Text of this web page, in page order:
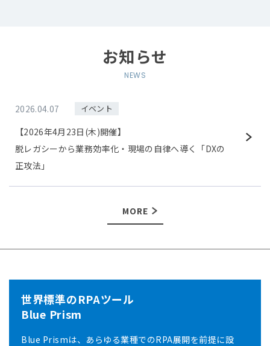
お知らせ
2026.04.07 イベント
【2026年4月23日(木)開催】
脱レガシーから業務効率化・現場の自律へ導く「DXの
正攻法」
MORE
世界標準のRPAツール
Blue Prism
Blue Prismは、あらゆる業種でのRPA展開を前提に設